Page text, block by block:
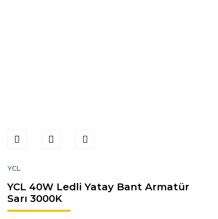
YCL
YCL 40W Ledli Yatay Bant Armatür
Sarı 3000K